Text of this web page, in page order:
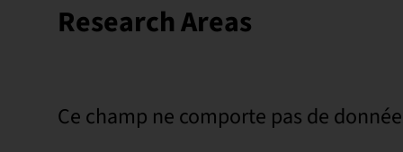
Research Areas
Ce champ ne comporte pas de